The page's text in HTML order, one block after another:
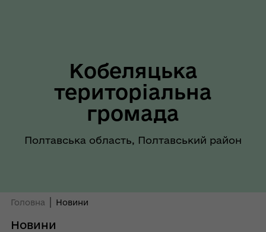
Кобеляцька
територіальна
громада
Полтавська область, Полтавський район
Головна Новини
Новини